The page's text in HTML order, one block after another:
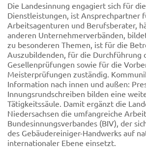
Die Landesinnung engagiert sich für
Dienstleistungen, ist Ansprechpartner
Arbeitsagenturen und Berufsberater,
anderen Unternehmerverbänden,
zu besonderen Themen, ist für die
Auszubildenden, für die Durchführung
Gesellenprüfungen sowie für die
Meisterprüfungen zuständig.
Information nach innen und außen:
Innungsrundschreiben bilden eine
Tätigkeitssäule. Damit ergänzt die
Niedersachsen die umfangreiche
Bundesinnungsverbandes (BIV), der
des Gebäudereiniger-Handwerks auf
internationaler Ebene einsetzt.